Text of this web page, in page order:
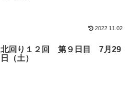
2022.11.02
北回り１２回 第９日目 7月29
日（土）